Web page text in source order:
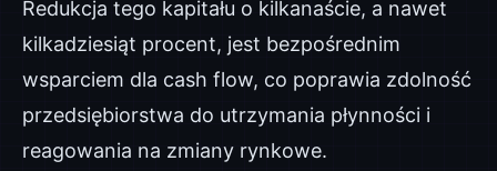
Redukcja tego kapitału o kilkanaście, a nawet
kilkadziesiąt procent, jest bezpośrednim
wsparciem dla cash flow, co poprawia zdolność
przedsiębiorstwa do utrzymania płynności i
reagowania na zmiany rynkowe.